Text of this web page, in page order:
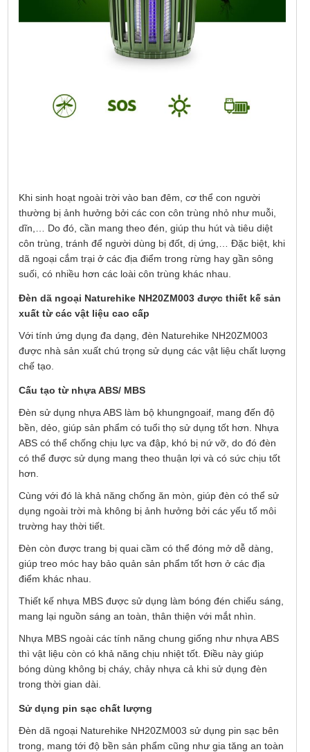
Khi sinh hoạt ngoài trời vào ban đêm, cơ thể con người
thường bị ảnh hưởng bởi các con côn trùng nhỏ như muỗi,
dĩn,… Do đó, cần mang theo đén, giúp thu hút và tiêu diệt
côn trùng, tránh để người dùng bị đốt, dị ứng,… Đặc biệt, khi
dã ngoại cắm trại ở các địa điểm trong rừng hay gần sông
suối, có nhiều hơn các loài côn trùng khác nhau.
Đèn dã ngoại Naturehike NH20ZM003 được thiết kế sản
xuất từ các vật liệu cao cấp
Với tính ứng dụng đa dạng, đèn Naturehike NH20ZM003
được nhà sản xuất chú trọng sử dụng các vật liệu chất lượng
chế tạo.
Cấu tạo từ nhựa ABS/ MBS
Đèn sử dụng nhựa ABS làm bộ khungngoaif, mang đến độ
bền, dẻo, giúp sản phẩm có tuổi thọ sử dụng tốt hơn. Nhựa
ABS có thể chống chịu lực va đập, khó bị nứ vỡ, do đó đèn
có thể được sử dụng mang theo thuận lợi và có sức chịu tốt
hơn.
Cùng với đó là khả năng chống ăn mòn, giúp đèn có thể sử
dụng ngoài trời mà không bị ảnh hưởng bởi các yếu tố môi
trường hay thời tiết.
Đèn còn được trang bị quai cầm có thể đóng mở dễ dàng,
giúp treo móc hay bảo quản sản phẩm tốt hơn ở các địa
điểm khác nhau.
Thiết kế nhựa MBS được sử dụng làm bóng đén chiếu sáng,
mang lại nguồn sáng an toàn, thân thiện với mắt nhìn.
Nhựa MBS ngoài các tính năng chung giống như nhựa ABS
thì vật liệu còn có khả năng chịu nhiệt tốt. Điều này giúp
bóng dùng không bị cháy, chảy nhựa cả khi sử dụng đèn
trong thời gian dài.
Sử dụng pin sạc chất lượng
Đèn dã ngoại Naturehike NH20ZM003 sử dụng pin sạc bên
trong, mang tới độ bền sản phẩm cũng như gia tăng an toàn